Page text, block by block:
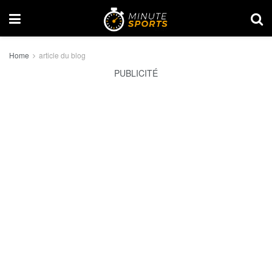
Home article du blog
PUBLICITÉ